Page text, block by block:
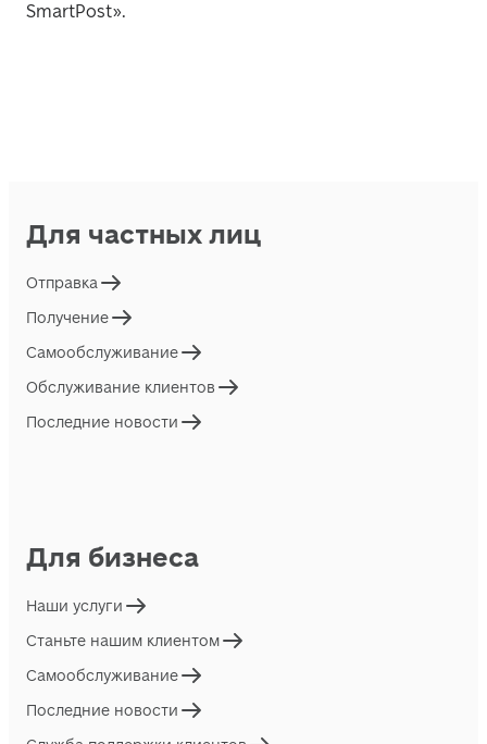
SmartPost».
Для частных лиц
Отправка
Получение
Самообслуживание
Обслуживание клиентов
Последние новости
Для бизнеса
Наши услуги
Станьте нашим клиентом
Самообслуживание
Последние новости